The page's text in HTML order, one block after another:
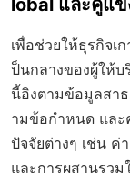
lobal และคู่แ
เพื่อช่วยให้ธุรกิจเ
ป็นกลางของผู้ให้บ
นี้อิงตามข้อมูลสา
ามข้อกำหนด และ
ปัจจัยต่างๆ เช่น ค่
และการผสานรว